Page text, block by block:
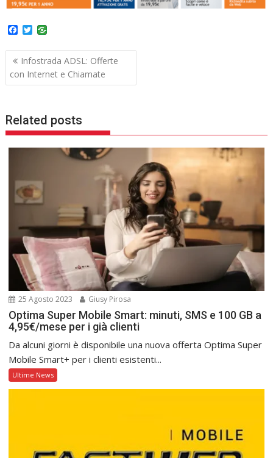
F
c
e
o
o
T
i
t
t
e
r
Navigazione
articoli
Infostrada ADSL: Offerte
con Internet e Chiamate
Related posts
25 Agosto 2023 Giusy Pirosa
Optima Super Mobile Smart: minuti, SMS e 100 GB a
4,95€/mese per i già clienti
Da alcuni giorni è disponibile una nuova offerta Optima Super
Mobile Smart+ per i clienti esistenti...
Ultime News